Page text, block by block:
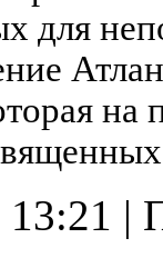
для
на
13:21 |